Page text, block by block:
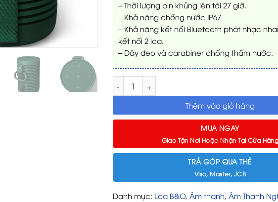
– Thời lượng pin khủng lên tới 27 giờ.
– Khả năng chống nước IP67
– Khả năng kết nối Bluetooth phát nhạc
kết nối 2 loa.
– Dây đeo và carabiner chống thấm nước.
Loa B&O Beosound Explore số lượng
Thêm vào giỏ hàng
MUA NGAY
Giao Tận Nơi Hoặc Nhận Tại Cửa Hàng
TRẢ GÓP QUA THẺ
Visa, Master, JCB
Danh mục: Loa B&O, Âm thanh, Âm Thanh